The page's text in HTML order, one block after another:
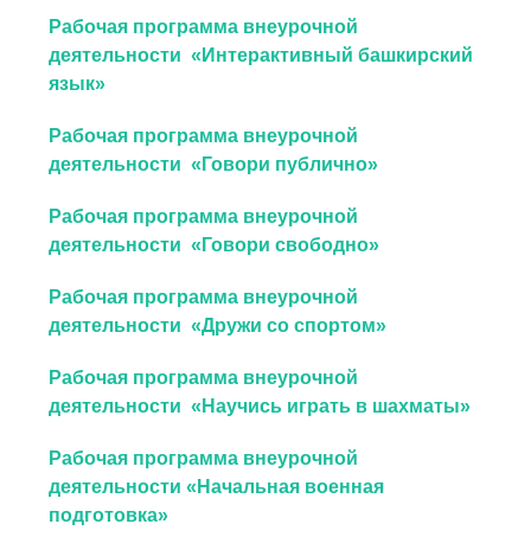
Рабочая программа внеурочной
деятельности «Интерактивный башкирский
язык»
Рабочая программа внеурочной
деятельности «Говори публично»
Рабочая программа внеурочной
деятельности «Говори свободно»
Рабочая программа внеурочной
деятельности «Дружи со спортом»
Рабочая программа внеурочной
деятельности «Научись играть в шахматы»
Рабочая программа внеурочной
деятельности «Начальная военная
подготовка»